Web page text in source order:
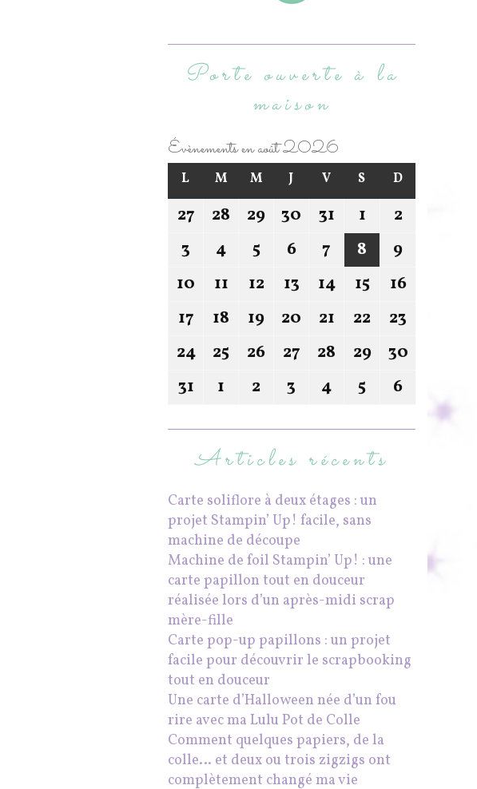
Porte ouverte à la
maison
Évènements en août 2026
L M M J V S D
27 28 29 30 31 1
2
3
4 5 6 7 8
9
10
11 12 13 14 15
16
17
18 19 20 21 22
23
24
25 26 27 28 29
30
31
1 2 3 4 5 6
Articles récents
Carte soliflore à deux étages : un
projet Stampin’ Up! facile, sans
machine de découpe
Machine de foil Stampin’ Up! : une
carte papillon tout en douceur
réalisée lors d’un après-midi scrap
mère-fille
Carte pop-up papillons : un projet
facile pour découvrir le scrapbooking
tout en douceur
Une carte d’Halloween née d’un fou
rire avec ma Lulu Pot de Colle
Comment quelques papiers, de la
colle… et deux ou trois zigzigs ont
complètement changé ma vie